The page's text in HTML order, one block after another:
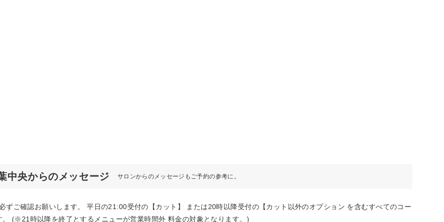
中央からのメッセージ サロンからのメッセージもご予約の参考に。
ご確認お願いします。 平日の21:00受付の【カット】 または20時以降受付の【カット以外のオプション を含むすべてのコー
(※21時以降を終了とするメニューが営業時間外 料金の対象となります。)